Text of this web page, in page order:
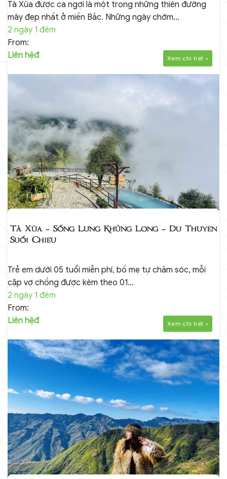
Tà Xùa được ca ngợi là một trong những thiên đường
mây đẹp nhất ở miền Bắc. Những ngày chớm…
2 ngày 1 đêm
From:
Liên hệđ
Xem chi tiết >
Tà Xùa – Sống Lưng Khủng Long – Du Thuyền
Suối Chiếu
Trẻ em dưới 05 tuổi miễn phí, bố mẹ tự chăm sóc, mỗi
cặp vợ chồng được kèm theo 01…
2 ngày 1 đêm
From:
Liên hệđ
Xem chi tiết >